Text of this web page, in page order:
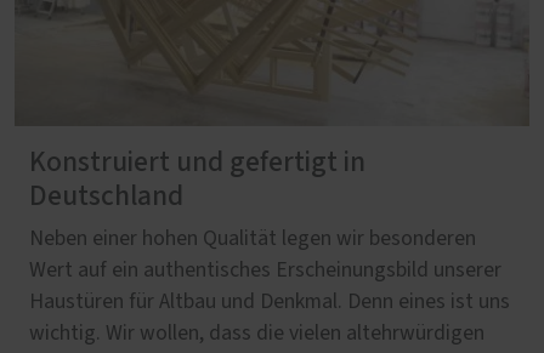
Konstruiert und gefertigt in
Deutschland
Neben einer hohen Qualität legen wir besonderen
Wert auf ein authentisches Erscheinungsbild unserer
Haustüren für Altbau und Denkmal. Denn eines ist uns
wichtig. Wir wollen, dass die vielen altehrwürdigen